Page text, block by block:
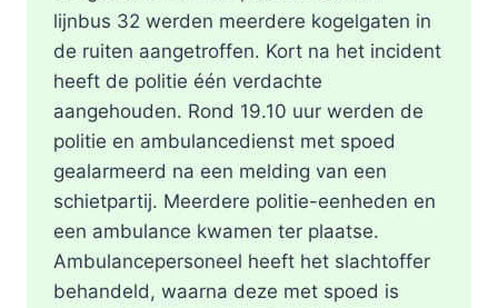
lijnbus 32 werden meerdere kogelgaten in
de ruiten aangetroffen. Kort na het incident
heeft de politie één verdachte
aangehouden. Rond 19.10 uur werden de
politie en ambulancedienst met spoed
gealarmeerd na een melding van een
schietpartij. Meerdere politie-eenheden en
een ambulance kwamen ter plaatse.
Ambulancepersoneel heeft het slachtoffer
behandeld, waarna deze met spoed is